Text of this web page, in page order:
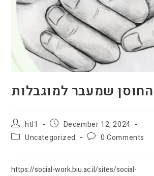
החוסן שמעבר למוגבלות
htl1
December 12, 2024
Uncategorized
0 Comments
https://social-work.biu.ac.il/sites/social-